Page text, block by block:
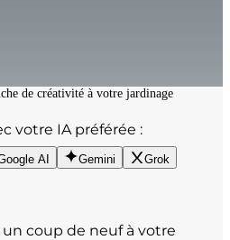
de créativité à votre jardinage
votre IA préférée :
AI Gemini Grok
coup de neuf à votre